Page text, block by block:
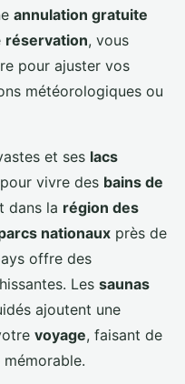
annulation gratuite
réservation, vous
pour ajuster vos
météorologiques ou
et ses lacs
vivre des bains de
dans la région des
nationaux près de
offre des
Les saunas
ajoutent une
voyage, faisant de